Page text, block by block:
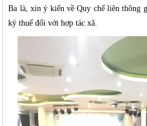
Ba là, xin ý kiến về Quy chế liên thông
ký thuế đối với hợp tác xã.